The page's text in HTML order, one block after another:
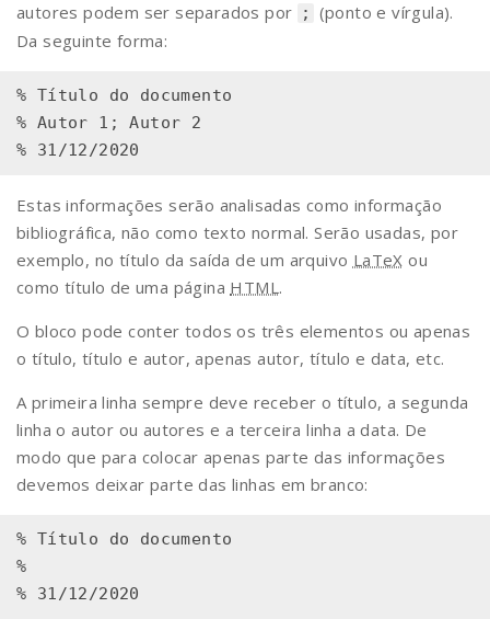
autores podem ser separados por
;
(ponto e vírgula).
Da seguinte forma:
% Título do documento
% Autor 1; Autor 2
Estas informações serão analisadas como informação
bibliográfica, não como texto normal. Serão usadas, por
exemplo, no título da saída de um arquivo LaTeX ou
como título de uma página HTML.
O bloco pode conter todos os três elementos ou apenas
o título, título e autor, apenas autor, título e data, etc.
A primeira linha sempre deve receber o título, a segunda
linha o autor ou autores e a terceira linha a data. De
modo que para colocar apenas parte das informações
devemos deixar parte das linhas em branco:
% Título do documento
%